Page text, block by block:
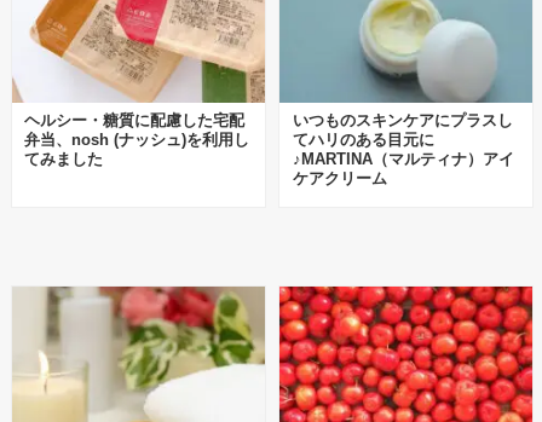
ヘルシー・糖質に配慮した宅配
弁当、nosh (ナッシュ)を利用し
てみました
いつものスキンケアにプラスし
てハリのある目元に
♪MARTINA（マルティナ）アイ
ケアクリーム